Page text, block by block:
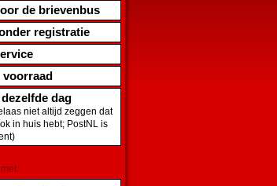
de brievenbus
registratie
voorraad
dag
niet altijd zeggen dat
in huis hebt; PostNL is